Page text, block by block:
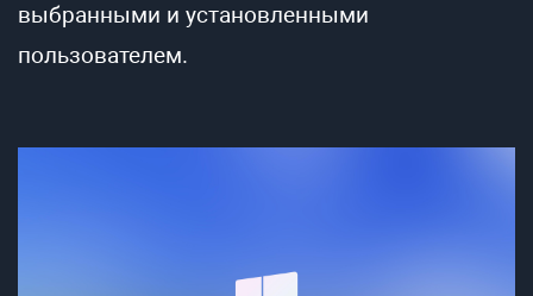
выбранными и установленными
пользователем.